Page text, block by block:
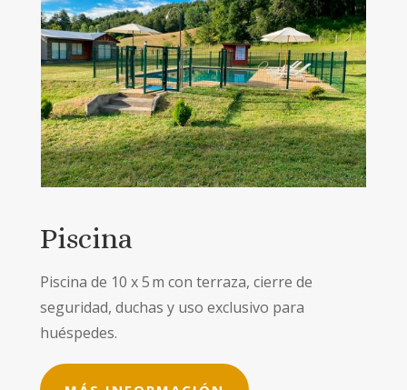
Piscina
Piscina de 10 x 5 m con terraza, cierre de
seguridad, duchas y uso exclusivo para
huéspedes.